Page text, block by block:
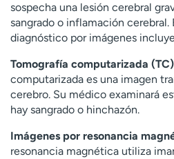
sospecha una lesión cerebral
sangrado o inflamación cerebral.
diagnóstico por imágenes
Tomografía computarizada
computarizada es una imagen
cerebro. Su médico examinará
hay sangrado o hinchazón.
Imágenes por resonancia
resonancia magnética utiliza